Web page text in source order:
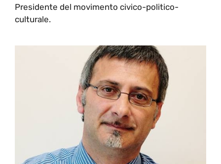
Presidente del movimento civico-politico-
culturale.